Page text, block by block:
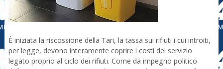
È iniziata la riscossione della Tari, la tassa sui rifiuti i cui introiti,
per legge, devono interamente coprire i costi del servizio
legato proprio al ciclo dei rifiuti. Come da impegno politico